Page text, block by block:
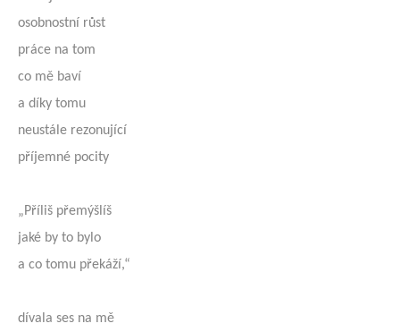
osobnostní růst
práce na tom
co mě baví
a díky tomu
neustále rezonující
příjemné pocity
„Příliš přemýšlíš
jaké by to bylo
a co tomu překáží,“
dívala ses na mě